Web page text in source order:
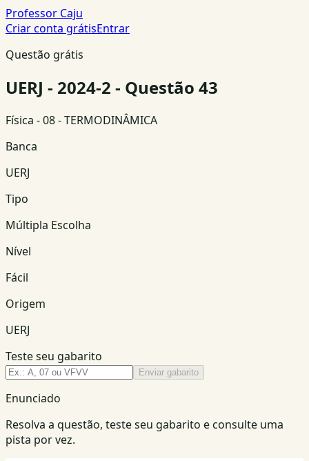
Professor Caju
Criar conta grátisEntrar
Questão grátis
UERJ - 2024-2 - Questão 43
Física - 08 - TERMODINÂMICA
Banca
UERJ
Tipo
Múltipla Escolha
Nível
Fácil
Origem
UERJ
Teste seu gabarito
Enviar gabarito
Enunciado
Resolva a questão, teste seu gabarito e consulte uma
pista por vez.